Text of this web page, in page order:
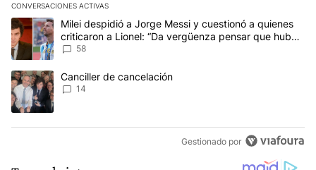
CONVERSACIONES ACTIVAS
Este listado muestra los artículos con más comentarios en los
Un artículo de tendencia con el título "Milei despidió a Jorge
Milei despidió a Jorge Messi y cuestionó a quienes
criticaron a Lionel: “Da vergüenza pensar que hubo
anti-Messi”
58
Un artículo de tendencia con el título "Canciller de cancelación"
Canciller de cancelación
14
Gestionado por